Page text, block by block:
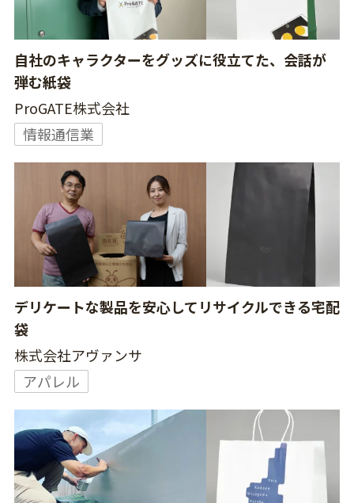
自社のキャラクターをグッズに役立てた、会話が
弾む紙袋
ProGATE株式会社
情報通信業
デリケートな製品を安心してリサイクルできる宅配
袋
株式会社アヴァンサ
アパレル